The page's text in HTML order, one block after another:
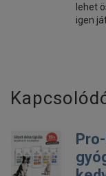
lehet
igen